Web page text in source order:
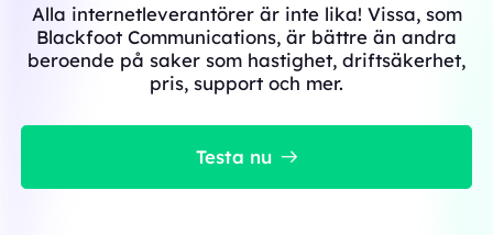
Alla internetleverantörer är inte lika! Vissa, som
Blackfoot Communications, är bättre än andra
beroende på saker som hastighet, driftsäkerhet,
pris, support och mer.
Testa nu